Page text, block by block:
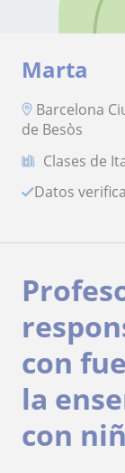
Marta
Barcelona
de Besòs
Clases de
Datos
con
la
con